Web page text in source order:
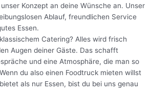
Konzept an deine Wünsche an. Unser
Ablauf, freundlichen Service
Essen.
Catering? Alles wird frisch
Augen deiner Gäste. Das schafft
und eine Atmosphäre, die man so
du also einen Foodtruck mieten willst
als nur Essen, bist du bei uns genau